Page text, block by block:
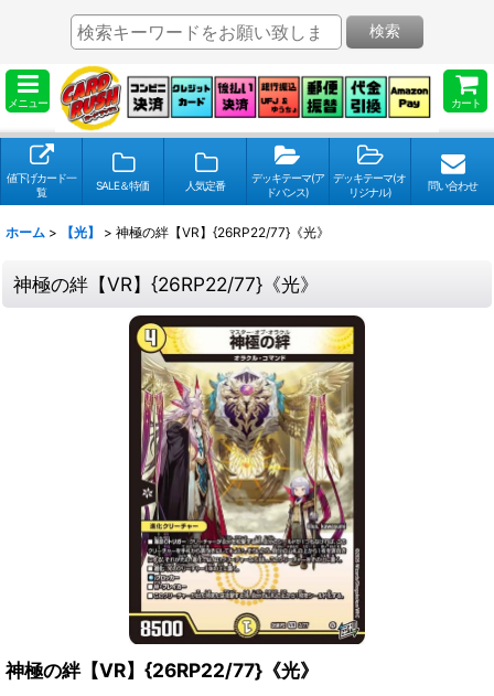
メニュー カート
検索
値下げカード一
覧
SALE＆特価 人気定番
デッキテーマ(ア
ドバンス)
デッキテーマ(オ
リジナル)
問い合わせ
ホーム > 【光】 > 神極の絆【VR】{26RP22/77}《光》
神極の絆【VR】{26RP22/77}《光》
神極の絆【VR】{26RP22/77}《光》